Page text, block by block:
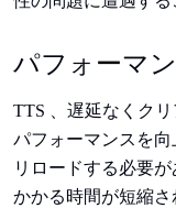
パフォーマ
TTS 、遅延なくク
パフォーマンスを
リロードする必要
かかる時間が短縮